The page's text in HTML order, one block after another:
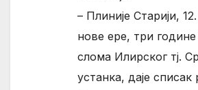
– Плиније Старији,
нове ере, три
слома Илирског тј.
устанка, даје списак